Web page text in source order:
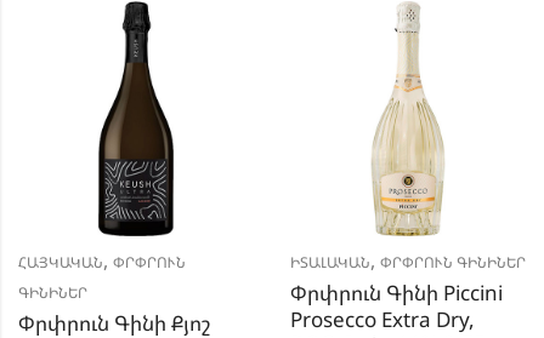
ՀԱՅԿԱԿԱՆ, ՓՐՓՐՈՒՆ
ԳԻՆԻՆԵՐ
Փրփրուն Գինի Քյոշ
ԻՏԱԼԱԿԱՆ, ՓՐՓՐՈՒՆ ԳԻՆԻՆԵՐ
Փրփրուն Գինի Piccini
Prosecco Extra Dry,